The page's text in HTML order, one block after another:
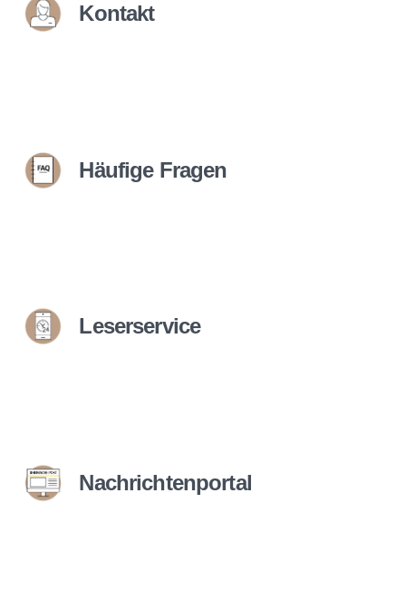
Kontakt
Häufige Fragen
Leserservice
Nachrichtenportal